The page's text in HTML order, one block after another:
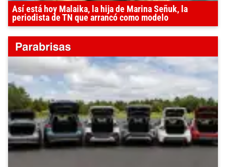
Así está hoy Malaika, la hija de Marina Señuk, la
periodista de TN que arrancó como modelo